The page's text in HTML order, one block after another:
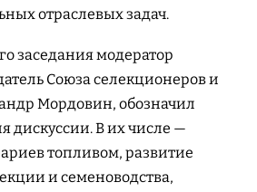
отраслевых задач.
заседания модератор
Союза селекционеров и
Мордовин, обозначил
дискуссии. В их числе —
топливом, развитие
и семеноводства,